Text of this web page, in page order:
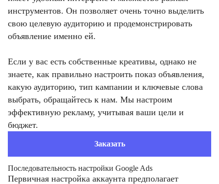
инструментов. Он позволяет очень точно выделить
свою целевую аудиторию и продемонстрировать
объявление именно ей.
Если у вас есть собственные креативы, однако не
знаете, как правильно настроить показ объявления,
какую аудиторию, тип кампании и ключевые слова
выбрать, обращайтесь к нам. Мы настроим
эффективную рекламу, учитывая ваши цели и
бюджет.
Заказать
Последовательность настройки Google Ads
Первичная настройка аккаунта предполагает